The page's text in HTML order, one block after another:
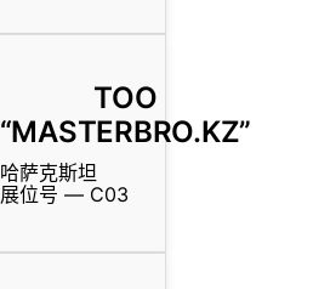
TOO
“MASTERBRO.KZ”
哈萨克斯坦
展位号 — C03